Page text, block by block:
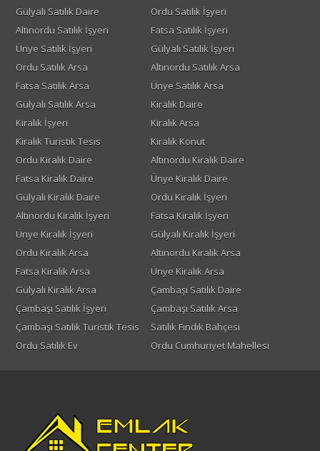
Gülyalı Satılık Daire
Ordu Satılık İşyeri
Altınordu Satılık İşyeri
Fatsa Satılık İşyeri
Ünye Satılık İşyeri
Gülyalı Satılık İşyeri
Ordu Satılık Arsa
Altınordu Satılık Arsa
Fatsa Satılık Arsa
Ünye Satılık Arsa
Gülyalı Satılık Arsa
Kiralık Daire
Kiralık İşyeri
Kiralık Arsa
Kiralık Turistik Tesis
Kiralık Konut
Ordu Kiralık Daire
Altınordu Kiralık Daire
Fatsa Kiralık Daire
Ünye Kiralık Daire
Gülyalı Kiralık Daire
Ordu Kiralık İşyeri
Altınordu Kiralık İşyeri
Fatsa Kiralık İşyeri
Ünye Kiralık İşyeri
Gülyalı Kiralık İşyeri
Ordu Kiralık Arsa
Altınordu Kiralık Arsa
Fatsa Kiralık Arsa
Ünye Kiralık Arsa
Gülyalı Kiralık Arsa
Çambaşı Satılık Daire
Çambaşı Satılık İşyeri
Çambaşı Satılık Arsa
Çambaşı Satılık Turistik Tesis
Satılık Fındık Bahçesi
Ordu Satılık Ev
Ordu Cumhuriyet Mahellesi